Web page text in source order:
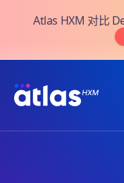
Atlas HXM 对比